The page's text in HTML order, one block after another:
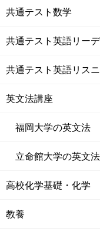
共通テスト数学
共通テスト英語リー
共通テスト英語リス
英文法講座
福岡大学の英文法
立命館大学の英文法
高校化学基礎・化学
教養